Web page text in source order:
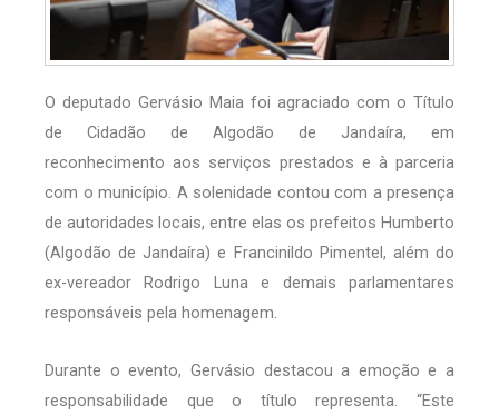
O deputado Gervásio Maia foi agraciado com o Título
de Cidadão de Algodão de Jandaíra, em
reconhecimento aos serviços prestados e à parceria
com o município. A solenidade contou com a presença
de autoridades locais, entre elas os prefeitos Humberto
(Algodão de Jandaíra) e Francinildo Pimentel, além do
ex-vereador Rodrigo Luna e demais parlamentares
responsáveis pela homenagem.
Durante o evento, Gervásio destacou a emoção e a
responsabilidade que o título representa. “Este